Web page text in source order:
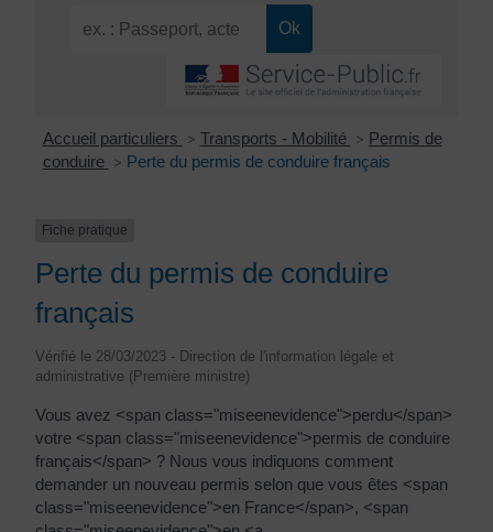
Accueil particuliers > Transports - Mobilité >
Permis de
conduire
> Perte du permis de conduire français
Fiche pratique
Perte du permis de conduire
français
Vérifié le 28/03/2023 - Direction de l'information légale et
administrative (Première ministre)
Vous avez <span class="miseenevidence">perdu</span>
votre <span class="miseenevidence">permis de conduire
français</span> ? Nous vous indiquons comment
demander un nouveau permis selon que vous êtes <span
class="miseenevidence">en France</span>, <span